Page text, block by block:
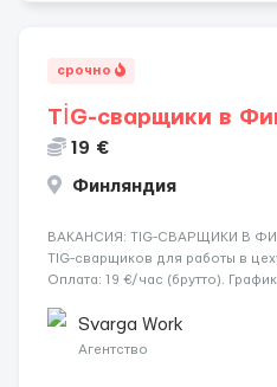
срочно
TİG-сварщики в
19 €
Финляндия
​​ВАКАНСИЯ: TIG-СВАРЩИКИ В
TIG-сварщиков для работы в
Оплата: 19 €/час (брутто).
переработки. Дата начала: — Как
Svarga Work
Агентство